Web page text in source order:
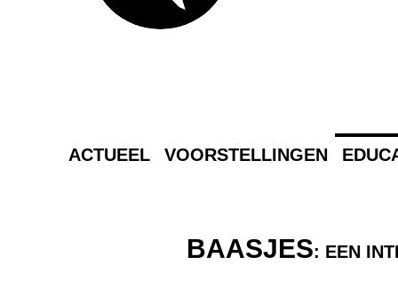
ACTUEEL VOORSTELLINGEN
BAASJES: EEN